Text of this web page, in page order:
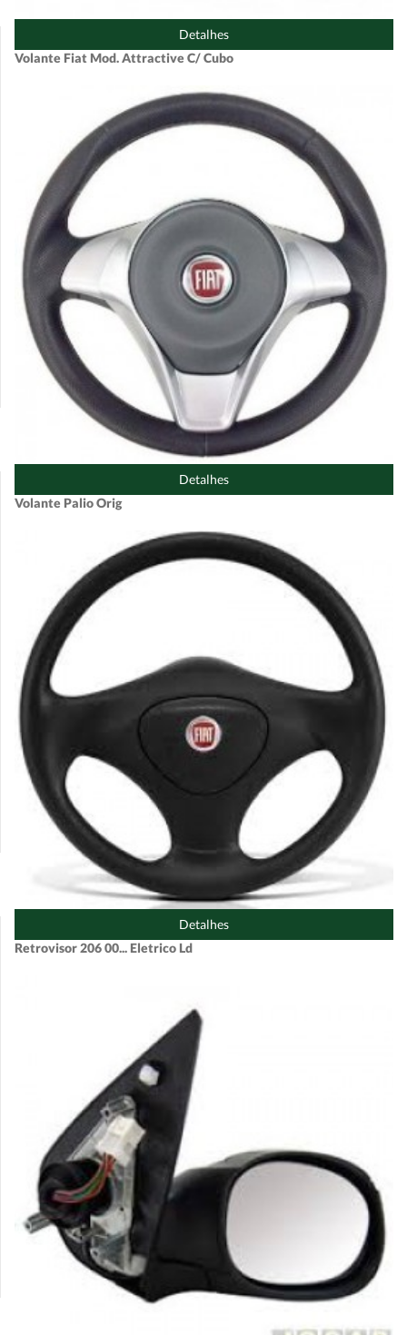
Detalhes
Volante Fiat Mod. Attractive C/ Cubo
Detalhes
Volante Palio Orig
Detalhes
Retrovisor 206 00... Eletrico Ld